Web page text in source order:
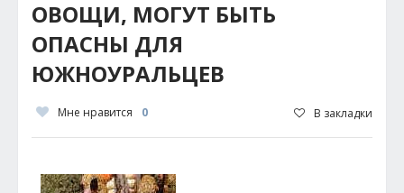
ОВОЩИ, МОГУТ БЫТЬ
ОПАСНЫ ДЛЯ
ЮЖНОУРАЛЬЦЕВ
Мне нравится 0 В закладки